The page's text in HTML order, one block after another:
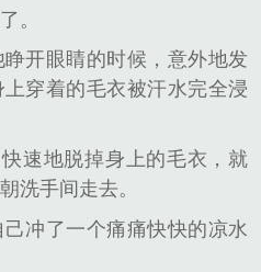
。
开眼睛的时候，意外地发
穿着的毛衣被汗水完全浸
速地脱掉身上的毛衣，就
洗手间走去。
冲了一个痛痛快快的凉水